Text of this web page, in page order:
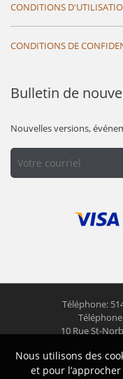
CONDITIONS
CONDITIONS DE
Bulletin de
Nouvelles versions,
Téléphone:
Téléphone
10 Rue St-
© 2026 Las
Nous utilisons des
et pour